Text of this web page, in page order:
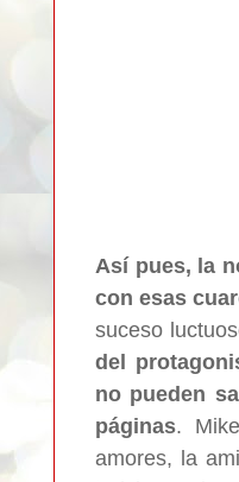
Así pues, la
con esas
suceso
del
no pueden
páginas.
amores, la